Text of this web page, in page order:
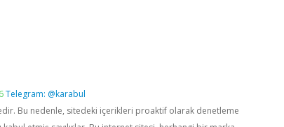
Telegram: @karabul
Bu nedenle, sitedeki içerikleri proaktif olarak denetleme